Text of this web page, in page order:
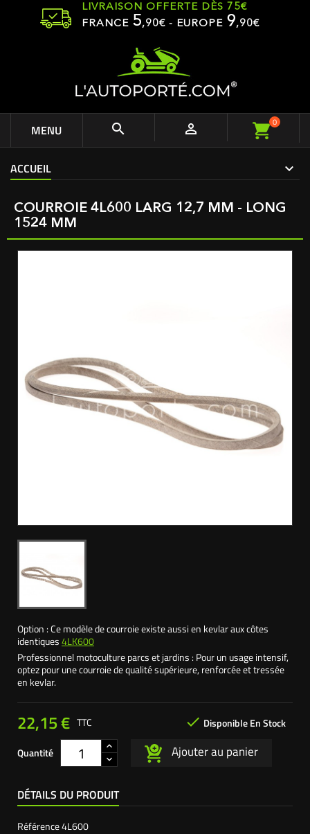
LIVRAISON OFFERTE DÈS 75€
FRANCE 5,90€ - EUROPE 9,90€
MENU   0
ACCUEIL
COURROIE 4L600 LARG 12,7 MM - LONG
1524 MM
Option : Ce modèle de courroie existe aussi en kevlar aux côtes
identiques4LK600
Professionnel motoculture parcs et jardins : Pour un usage intensif,
optez pour une courroie de qualité supérieure, renforcée et tressée
en kevlar.
22,15 €  Disponible En Stock
TTC
Quantité Ajouter au panier
DÉTAILS DU PRODUIT
Référence4L600